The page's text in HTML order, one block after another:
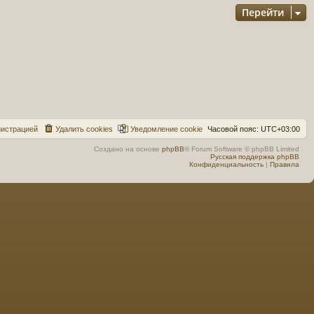
Перейти
Часовой пояс: UTC+03:00
Уведомление cookie
Удалить cookies
истрацией
Создано на основе phpBB® Forum Software © phpBB Limited
Русская поддержка phpBB
Конфиденциальность | Правила